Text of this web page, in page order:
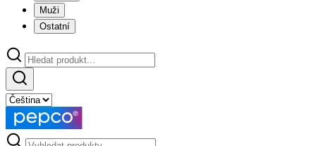
Muži
Ostatní